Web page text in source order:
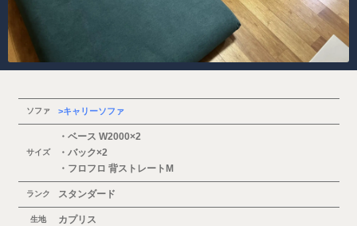
ソファ キャリーソファ
サイズ
・ベース W2000×2
・バック×2
・フロフロ 背ストレートM
ランク スタンダード
生地 カプリス